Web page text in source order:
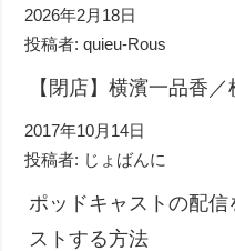
2026年2月18日
投稿者: quieu-Rous
【閉店】横濱一品香
2017年10月14日
投稿者: じょばんに
ポッドキャストの配
ストする方法